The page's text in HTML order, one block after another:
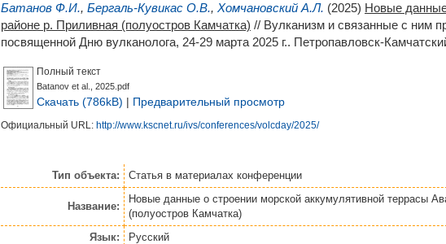
Батанов Ф.И., Бергаль-Кувикас О.В., Хомчановский А.Л. (2025) Новые данные
районе р. Приливная (полуостров Камчатка) // Вулканизм и связанные с ним
посвященной Дню вулканолога, 24-29 марта 2025 г.. Петропавловск-
Полный текст
Batanov et al., 2025.pdf
Скачать (786kB) | Предварительный просмотр
Официальный URL: http://www.kscnet.ru/ivs/conferences/volcday/2025/
Тип объекта: Статья в материалах конференции
Название:
Новые данные о строении морской аккумулятивной террасы
(полуостров Камчатка)
Язык:
Русский